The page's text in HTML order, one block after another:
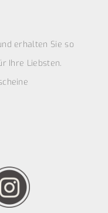
erhalten Sie so
Ihre Liebsten.